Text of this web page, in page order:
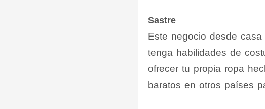
Sastre
Este negocio desde
tenga habilidades de
ofrecer tu propia ropa
baratos en otros países